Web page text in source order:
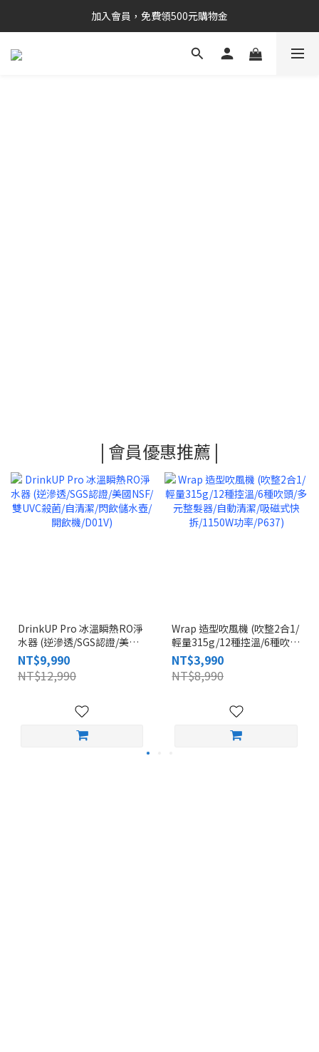
加入會員，免費領500元購物金
| 會員優惠推薦 |
DrinkUP Pro 冰溫瞬熱RO淨
水器 (逆滲透/SGS認證/美國
NSF/雙UVC殺菌/自清潔/閃飲
儲水壺/開飲機/D01V)
NT$9,990
NT$12,990
Wrap 造型吹風機 (吹整2合1/
輕量315g/12種控溫/6種吹
頭/多元整髮器/自動清潔/吸
磁式快拆/1150W功率/P637)
NT$3,990
NT$8,990